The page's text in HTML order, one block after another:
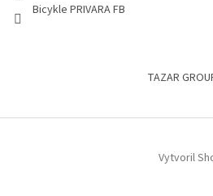
Bicykle PRIVARA FB
TAZAR
Vytvoril